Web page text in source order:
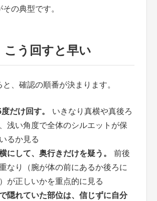
の典型です。
こう回すと早い
、確認の順番が決まります。
だけ回す。
いきなり真横や真後ろ
浅い角度で全体のシルエットが保
るか見る
にして、奥行きだけを疑う。
前後
なり（腕が体の前にあるか後ろに
が正しいかを重点的に見る
隠れていた部位は、信じずに自分